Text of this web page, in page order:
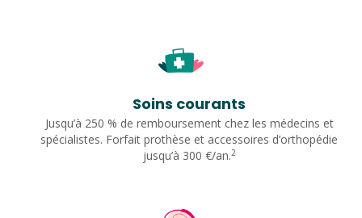
Soins courants
Jusqu’à 250 % de remboursement chez les médecins et
spécialistes. Forfait prothèse et accessoires d’orthopédie
jusqu’à 300 €/an.2